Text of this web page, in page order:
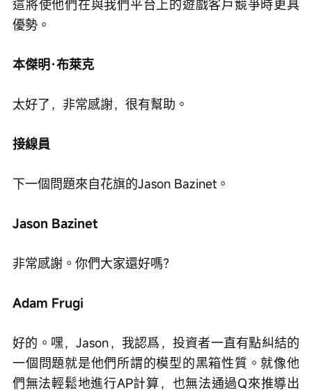
這將使他們在與我們平台上的遊戲客戶競爭時更具
優勢。
本傑明·布萊克
太好了，非常感謝，很有幫助。
接線員
下一個問題來自花旗的Jason Bazinet。
Jason Bazinet
非常感謝。你們大家還好嗎？
Adam Frugi
好的。嘿，Jason，我認爲，投資者一直有點糾結的
一個問題就是他們所謂的模型的黑箱性質。就像他
們無法輕鬆地進行AP計算，也無法通過Q來推導出